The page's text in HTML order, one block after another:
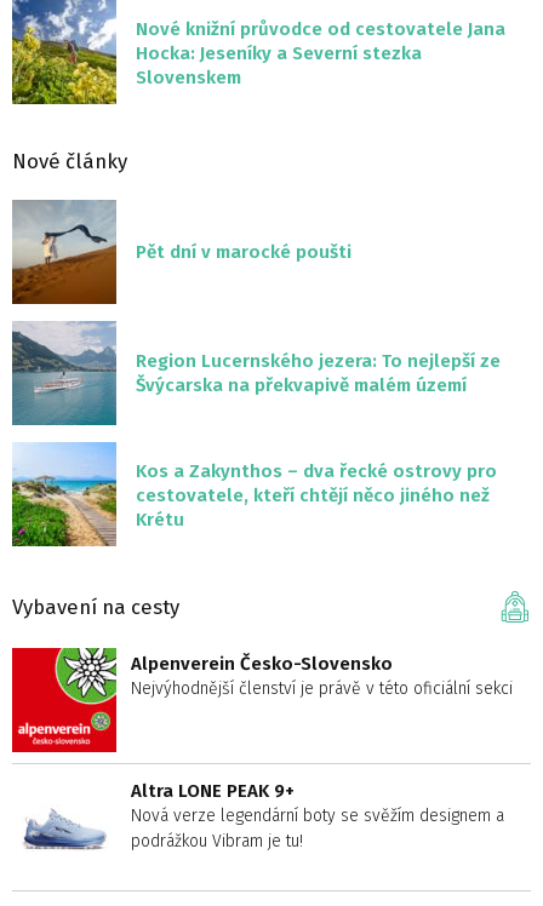
Nové knižní průvodce od cestovatele Jana
Hocka: Jeseníky a Severní stezka
Slovenskem
Nové články
Pět dní v marocké poušti
Region Lucernského jezera: To nejlepší ze
Švýcarska na překvapivě malém území
Kos a Zakynthos – dva řecké ostrovy pro
cestovatele, kteří chtějí něco jiného než
Krétu
Vybavení na cesty
Alpenverein Česko-Slovensko
Nejvýhodnější členství je právě v této oficiální sekci
Altra LONE PEAK 9+
Nová verze legendární boty se svěžím designem a
podrážkou Vibram je tu!